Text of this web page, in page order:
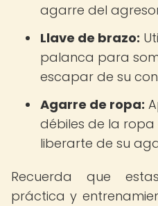
agarre del
Llave de brazo:
palanca para
escapar de su
Agarre de ropa:
débiles de la
liberarte de su
Recuerda que
práctica y